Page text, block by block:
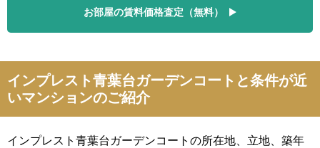
お部屋の賃料価格査定（無料）
インプレスト青葉台ガーデンコートと条件が近
いマンションのご紹介
インプレスト青葉台ガーデンコートの所在地、立地、築年